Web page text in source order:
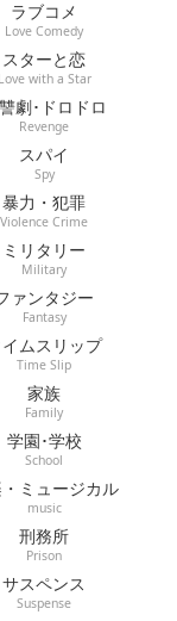
ラブコメ
Love Comedy
スターと恋
Love with a Star
劇･ドロドロ
Revenge
スパイ
Spy
暴力・犯罪
Violence Crime
ミリタリー
Military
ァンタジー
Fantasy
イムスリップ
Time Slip
家族
Family
学園･学校
School
ミュージカル
music
刑務所
Prison
サスペンス
Suspense